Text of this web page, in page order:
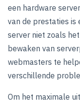
een hardware
van de prestaties is
server niet zoals
bewaken van
webmasters te
verschillende
Om het maximale